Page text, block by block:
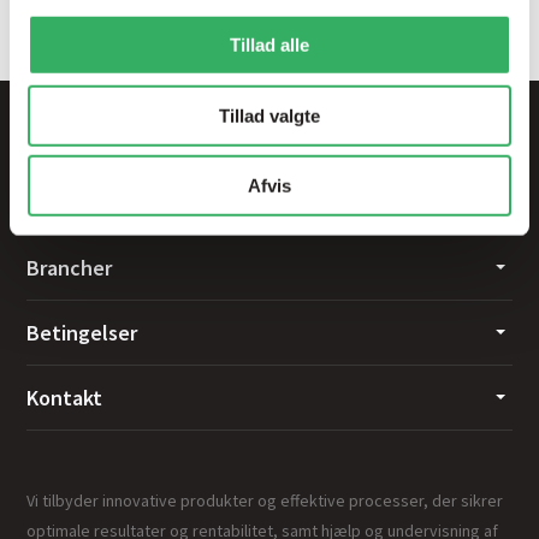
de har indsamlet fra din brug af deres tjenester.
Tillad alle
Tillad valgte
Afvis
Brancher
Betingelser
Kontakt
Vi tilbyder innovative produkter og effektive processer, der sikrer
optimale resultater og rentabilitet, samt hjælp og undervisning af